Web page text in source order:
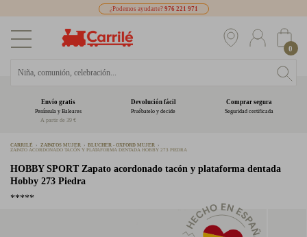
¿Podemos ayudarte? 976 221 971
0
Envío gratis
Península y Baleares
A partir de 39 €
Devolución fácil
Pruébatelo y decide
Comprar segura
Seguridad certificada
CARRILÉ ZAPATOS MUJER
BLUCHER - OXFORD MUJER
ZAPATO ACORDONADO TACÓN Y PLATAFORMA DENTADA HOBBY 273 PIEDRA
HOBBY SPORT Zapato acordonado tacón y plataforma dentada
Hobby 273 Piedra
*****